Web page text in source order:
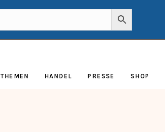
THEMEN HANDEL PRESSE SHOP